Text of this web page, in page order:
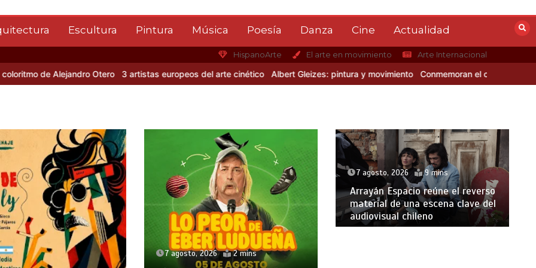
Escultura Pintura Música Poesía Danza Cine Actualidad
HispanoArte El arte en movimiento Arte Internacional
de Alejandro Otero 3 artistas europeos del arte cinético Albert Gleizes: pintura y movimiento Conmemoran el centenario del
7 agosto, 2026 2 mins
7 agosto, 2026 9 mins
Arrayán Espacio reúne el reverso
material de una escena clave del
audiovisual chileno